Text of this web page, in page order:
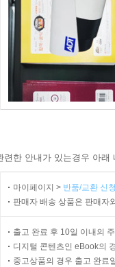
한 안내가 있는경우 아
마이페이지 > 반품/교환 신
판매자 배송 상품은 판매자
출고 완료 후 10일 이내의
디지털 콘텐츠인 eBook의
중고상품의 경우 출고 완료